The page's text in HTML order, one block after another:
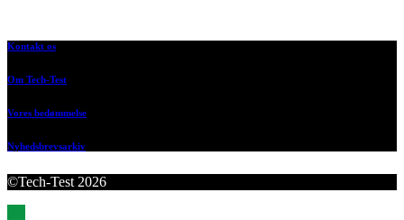
Kontakt os
Om Tech-Test
Vores bedømmelse
Nyhedsbrevsarkiv
©Tech-Test 2026